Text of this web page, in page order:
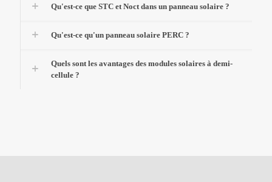
Qu'est-ce que STC et Noct dans un panneau solaire ?
Qu'est-ce qu'un panneau solaire PERC ?
Quels sont les avantages des modules solaires à demi-
cellule ?